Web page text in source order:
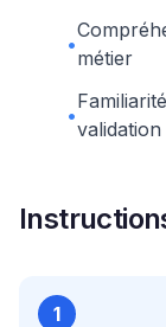
•
métier
•
1